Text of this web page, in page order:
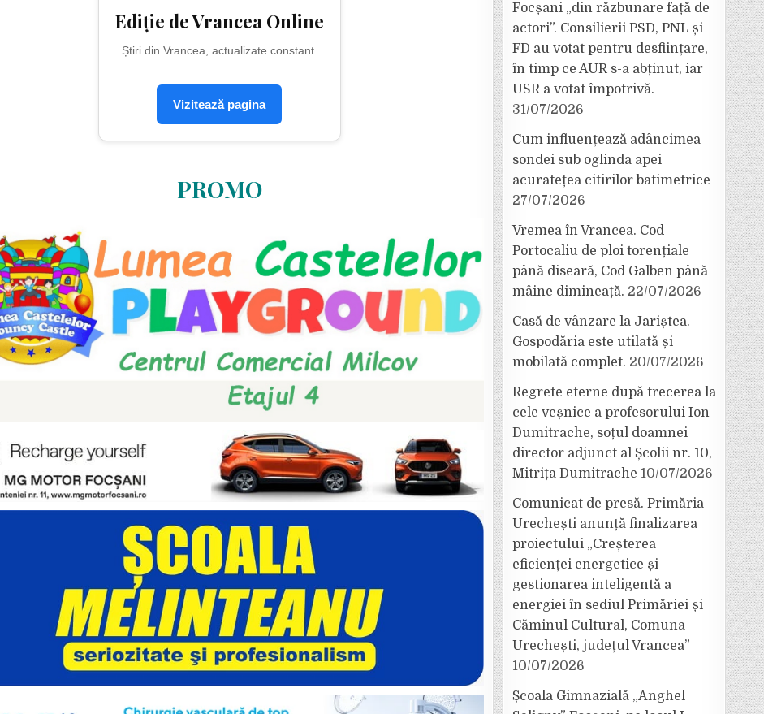
Ediție de Vrancea Online
Știri din Vrancea, actualizate constant.
Vizitează pagina
PROMO
Focșani „din răzbunare față de
actori”. Consilierii PSD, PNL și
FD au votat pentru desființare,
în timp ce AUR s-a abținut, iar
USR a votat împotrivă.
31/07/2026
Cum influențează adâncimea
sondei sub oglinda apei
acuratețea citirilor batimetrice
27/07/2026
Vremea în Vrancea. Cod
Portocaliu de ploi torențiale
până diseară, Cod Galben până
mâine dimineață. 22/07/2026
Casă de vânzare la Jariștea.
Gospodăria este utilată și
mobilată complet. 20/07/2026
Regrete eterne după trecerea la
cele veșnice a profesorului Ion
Dumitrache, soțul doamnei
director adjunct al Școlii nr. 10,
Mitrița Dumitrache 10/07/2026
Comunicat de presă. Primăria
Urechești anunță finalizarea
proiectului „Creșterea
eficienței energetice și
gestionarea inteligentă a
energiei în sediul Primăriei și
Căminul Cultural, Comuna
Urechești, județul Vrancea”
10/07/2026
Școala Gimnazială „Anghel